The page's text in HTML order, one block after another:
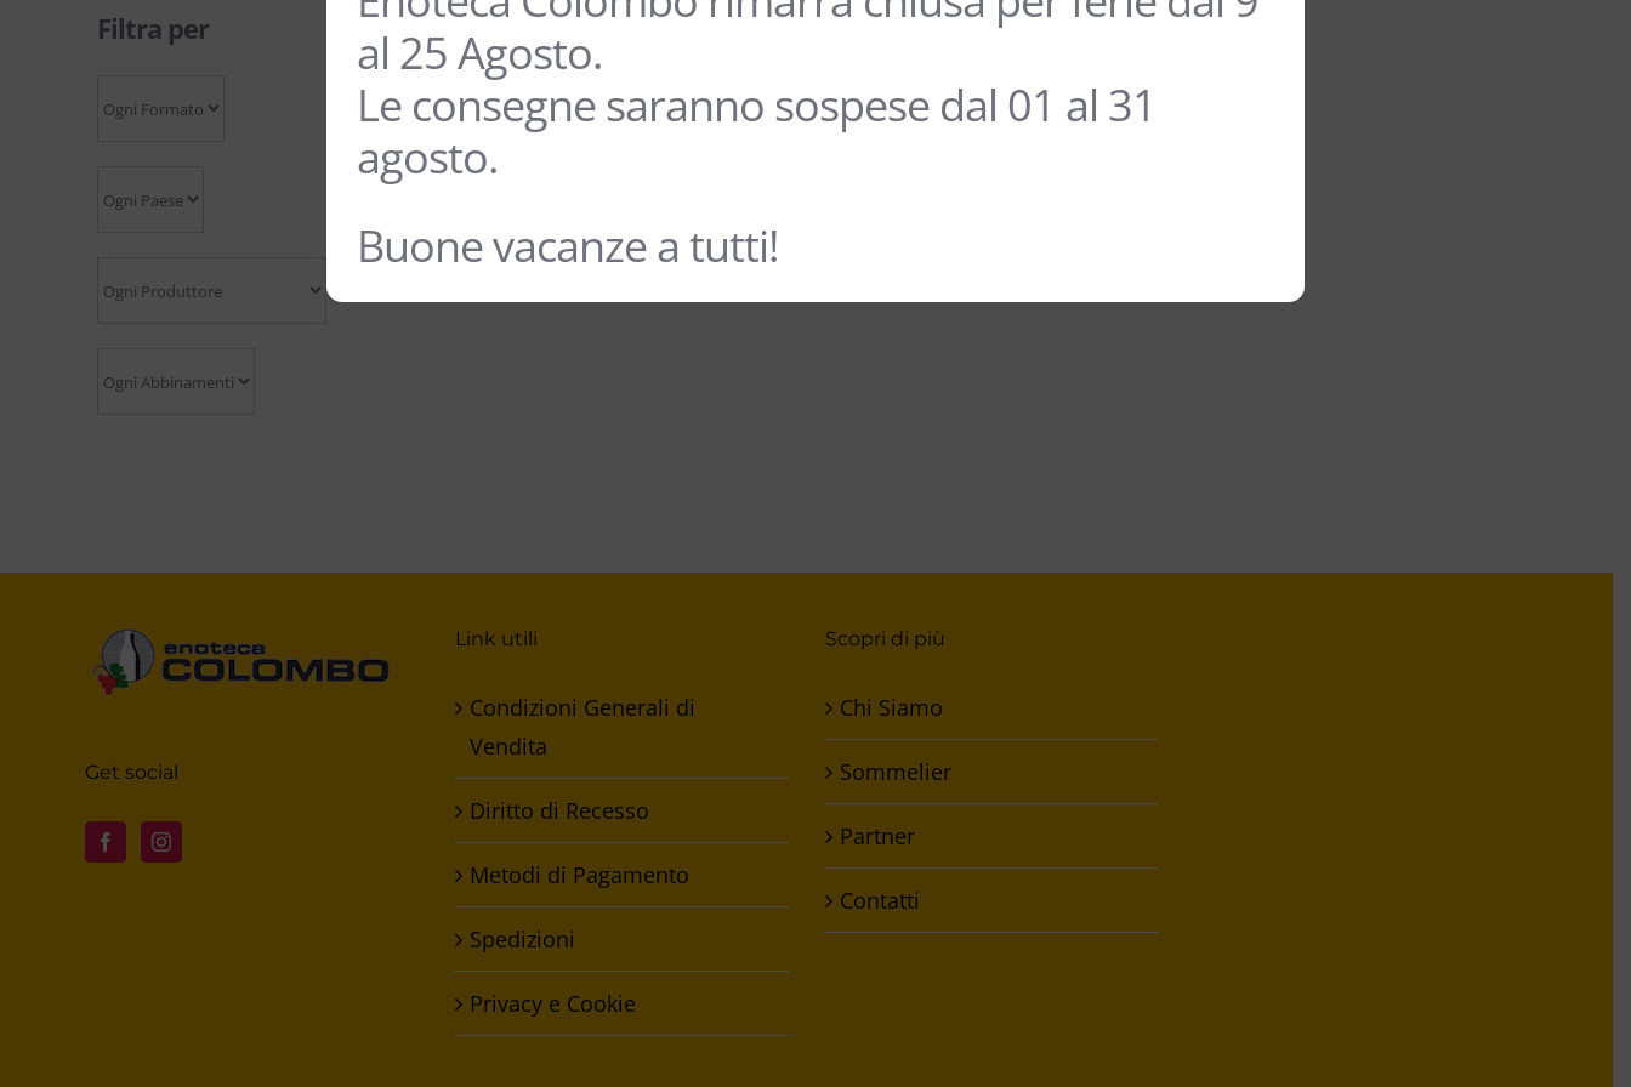
Filtra per
Get social
Link utili
Condizioni Generali di
Vendita
Diritto di Recesso
Metodi di Pagamento
Spedizioni
Privacy e Cookie
Scopri di più
Chi Siamo
Sommelier
Partner
Contatti
al 25 Agosto.
Le consegne saranno sospese dal 01 al 31
agosto.
Buone vacanze a tutti!